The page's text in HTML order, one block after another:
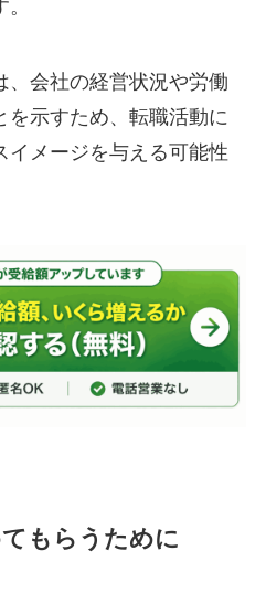
、会社の経営状況や労働
を示すため、転職活動に
イメージを与える可能性
もらうために